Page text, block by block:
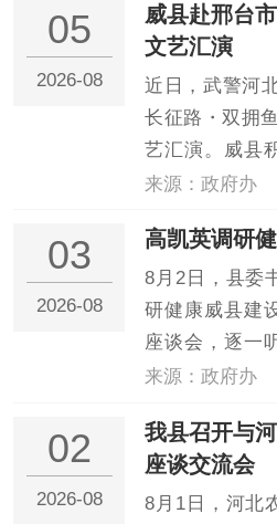
05
2026-08
威县赴邢台
文艺汇演
近日，武警河
长征路・双拥
艺汇演。威县
节目赴市参演
此为契机，进
深化情感融合
防建设、服务
来源：政府办
03
2026-08
高凯英调研
8月2日，县委
研健康威县建
座谈会，逐一
他强调，要认
快推进紧密型
疗卫生服务体
务能力，更好...
来源：政府办
02
2026-08
我县召开与
座谈交流会
8月1日，河北